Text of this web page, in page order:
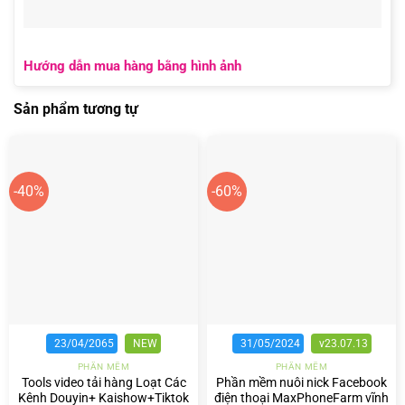
Hướng dẫn mua hàng bằng hình ảnh
Sản phẩm tương tự
-40%
23/04/2065 NEW
PHẦN MỀM
Tools video tải hàng Loạt Các
Kênh Douyin+ Kaishow+Tiktok
-60%
31/05/2024 v23.07.13
PHẦN MỀM
Phần mềm nuôi nick Facebook
điện thoại MaxPhoneFarm vĩnh